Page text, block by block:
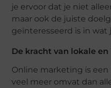
je ervoor dat je niet
maar ook de juiste
geïnteresseerd is in
De kracht van lokale
Online marketing is
veel meer omvat dan